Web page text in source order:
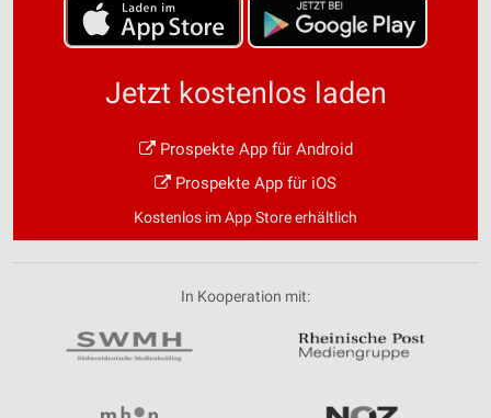
Jetzt kostenlos laden
Prospekte App für Android
Prospekte App für iOS
Kostenlos im App Store erhältlich
In Kooperation mit: